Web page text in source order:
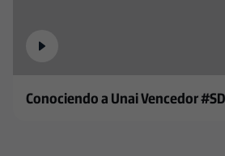
Conociendo a Unai Vencedor